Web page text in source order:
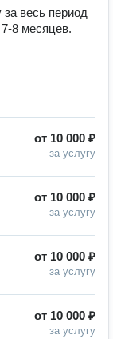
весь период
8 месяцев.
от 10 000 ₽
за услугу
от 10 000 ₽
за услугу
от 10 000 ₽
за услугу
от 10 000 ₽
за услугу